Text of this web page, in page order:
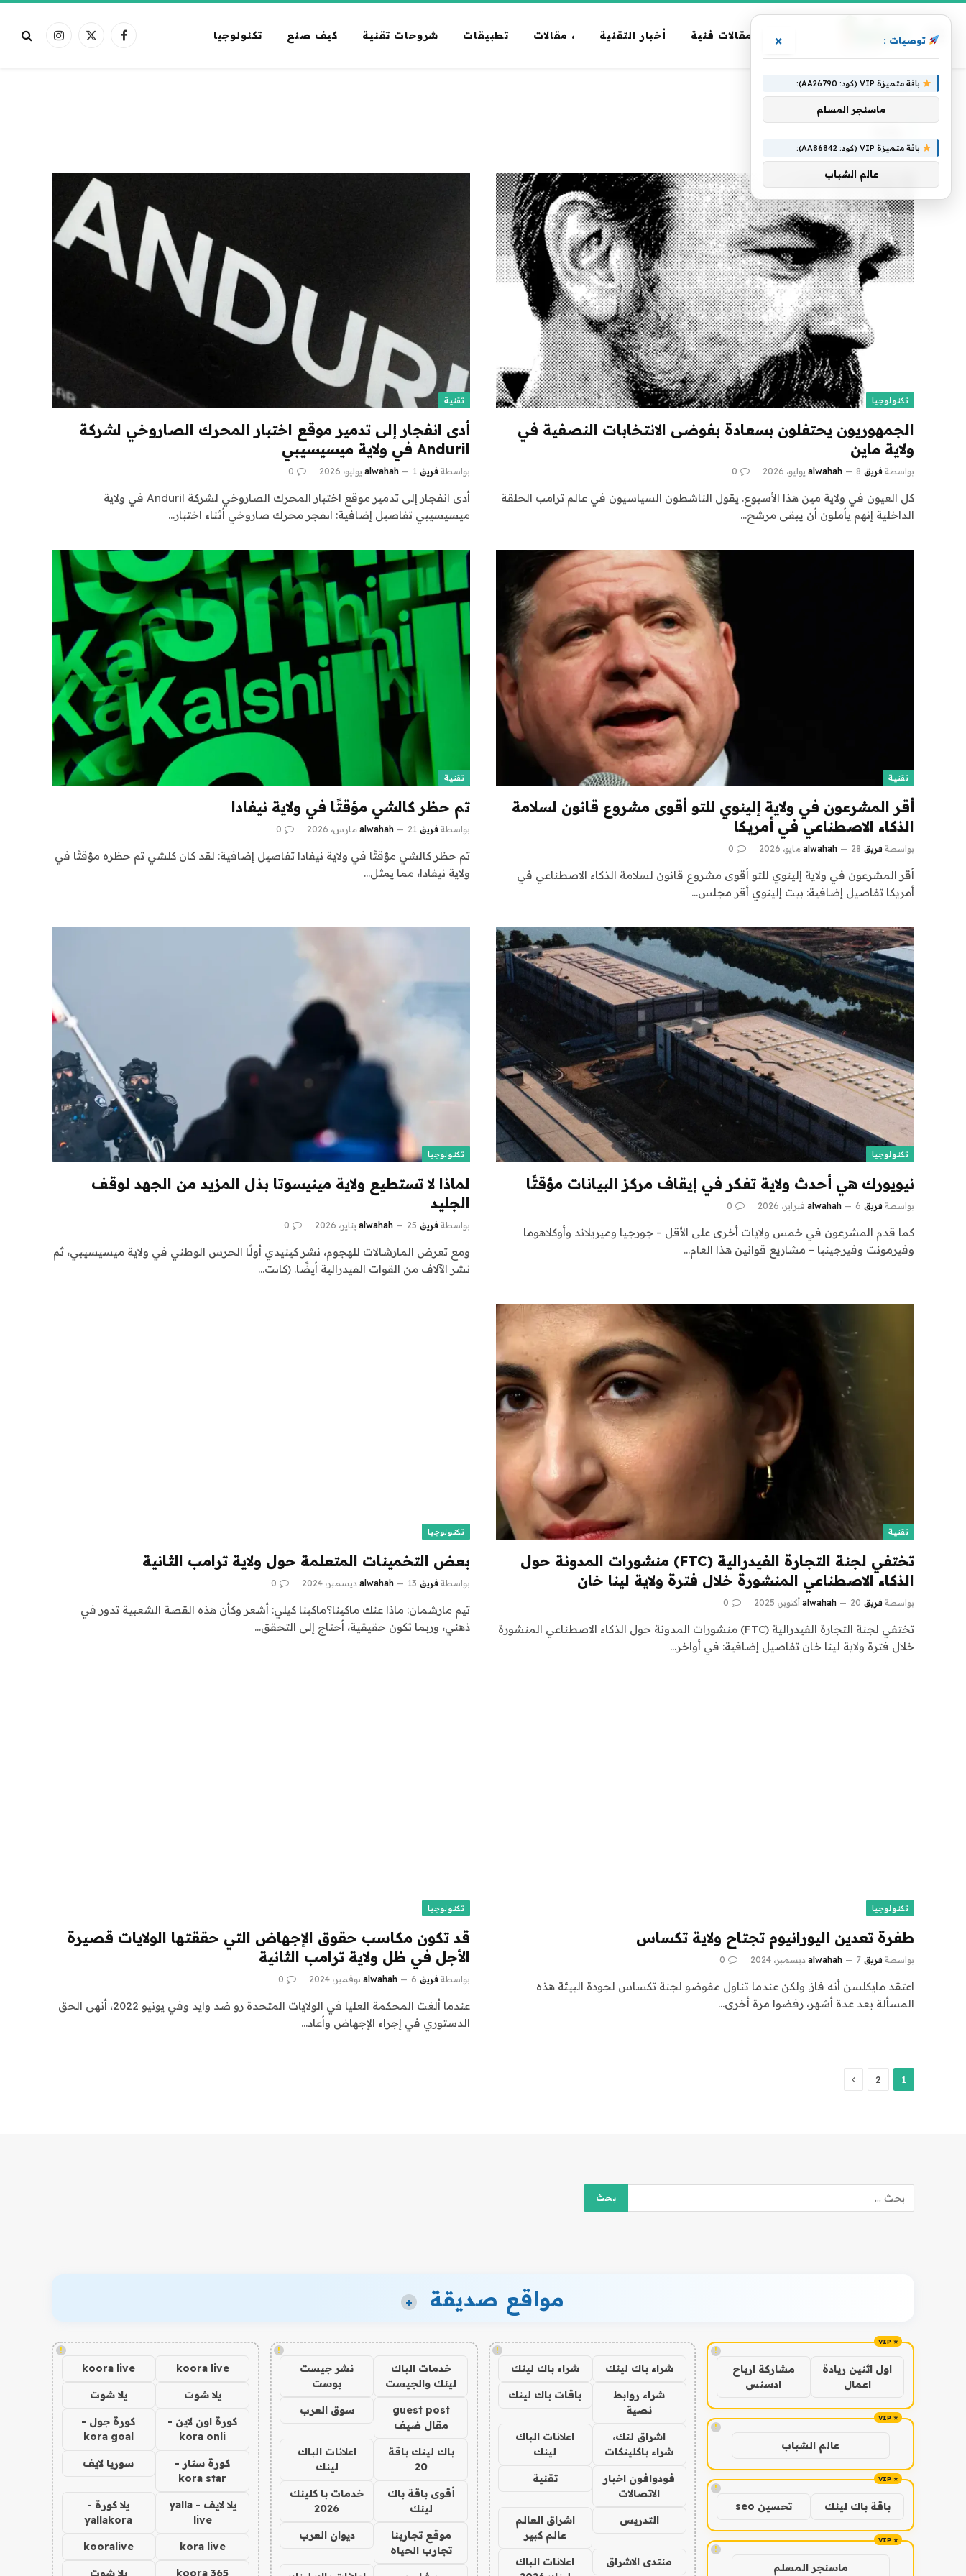
مقالات فنية أخبار التقنية ، مقالات تطبيقات شروحات تقنية كيف صنع تكنولوجيا فيسبوكX
الانستغرام
الرئيسية » ولاية
ولاية
تكنولوجيا
الجمهوريون يحتفلون بسعادة بفوضى الانتخابات النصفية في
ولاية ماين
بواسطة فريق alwahah 8 يوليو، 2026 0
كل العيون في ولاية مين هذا الأسبوع. يقول الناشطون السياسيون في عالم ترامب الحلقة
الداخلية إنهم يأملون أن يبقى مرشح…
تقنية
أدى انفجار إلى تدمير موقع اختبار المحرك الصاروخي لشركة
Anduril في ولاية ميسيسيبي
بواسطة فريق alwahah 1 يوليو، 2026 0
أدى انفجار إلى تدمير موقع اختبار المحرك الصاروخي لشركة Anduril في ولاية
ميسيسيبي تفاصيل إضافية: انفجر محرك صاروخي أثناء اختبار…
تقنية
أقر المشرعون في ولاية إلينوي للتو أقوى مشروع قانون لسلامة
الذكاء الاصطناعي في أمريكا
بواسطة فريق alwahah 28 مايو، 2026 0
أقر المشرعون في ولاية إلينوي للتو أقوى مشروع قانون لسلامة الذكاء الاصطناعي في
أمريكا تفاصيل إضافية: بيت إلينوي أقر مجلس…
تقنية
تم حظر كالشي مؤقتًا في ولاية نيفادا
بواسطة فريق alwahah 21 مارس، 2026 0
تم حظر كالشي مؤقتًا في ولاية نيفادا تفاصيل إضافية: لقد كان كلشي تم حظره مؤقتًا في
ولاية نيفادا، مما يمثل…
تكنولوجيا
نيويورك هي أحدث ولاية تفكر في إيقاف مركز البيانات مؤقتًا
بواسطة فريق alwahah 6 فبراير، 2026 0
كما قدم المشرعون في خمس ولايات أخرى على الأقل – جورجيا وميريلاند وأوكلاهوما
وفيرمونت وفيرجينيا – مشاريع قوانين هذا العام…
تكنولوجيا
لماذا لا تستطيع ولاية مينيسوتا بذل المزيد من الجهد لوقف
الجليد
بواسطة فريق alwahah 25 يناير، 2026 0
ومع تعرض المارشالات للهجوم، نشر كينيدي أولًا الحرس الوطني في ولاية ميسيسيبي، ثم
نشر الآلاف من القوات الفيدرالية أيضًا. (كانت…
تقنية
تختفي لجنة التجارة الفيدرالية (FTC) منشورات المدونة حول
الذكاء الاصطناعي المنشورة خلال فترة ولاية لينا خان
بواسطة فريق alwahah 20 أكتوبر، 2025 0
تختفي لجنة التجارة الفيدرالية (FTC) منشورات المدونة حول الذكاء الاصطناعي المنشورة
خلال فترة ولاية لينا خان تفاصيل إضافية: في أواخر…
تكنولوجيا
بعض التخمينات المتعلمة حول ولاية ترامب الثانية
بواسطة فريق alwahah 13 ديسمبر، 2024 0
تيم مارشمان: ماذا عنك ماكينا؟ماكينا كيلي: أشعر وكأن هذه القصة الشعبية تدور في
ذهني، وربما تكون حقيقية، أحتاج إلى التحقق…
تكنولوجيا
طفرة تعدين اليورانيوم تجتاح ولاية تكساس
بواسطة فريق alwahah 7 ديسمبر، 2024 0
اعتقد مايكلسن أنه فاز. ولكن عندما تناول مفوضو لجنة تكساس لجودة البيئة هذه
المسألة بعد عدة أشهر، رفضوا مرة أخرى…
تكنولوجيا
قد تكون مكاسب حقوق الإجهاض التي حققتها الولايات قصيرة
الأجل في ظل ولاية ترامب الثانية
بواسطة فريق alwahah 6 نوفمبر، 2024 0
عندما ألغت المحكمة العليا في الولايات المتحدة رو ضد وايد وفي يونيو 2022، أنهى الحق
الدستوري في إجراء الإجهاض وأعاد…
1
2 التالي
مواقع صديقة +
!
اول اثنين ريادة
اعمال
مشاركة ارباح
ادسنس
!
عالم الشباب
!
باقة باك لينك تحسين seo
!
ماسنجر المسلم
!
شراء باك لينك شراء باك لينك
شراء روابط
نصية
باقات باك لينك
اشراق لنك،
شراء باكلينكات
اعلانات الباك
لينك
فودوافون اخبار
الاتصالات
تقنية
التدريس
اشراق العالم
عالم كبير
منتدى الاشراق
اعلانات الباك
!
خدمات الباك
لينك والجيست
نشر جيست
بوست
guest post
مقال ضيف
سوق العرب
باك لينك باقة
20
اعلانات الباك
لينك
أقوى باقة باك
لينك
خدمات با كلينك
2026
موقع تجاربنا
تجارب الحياه
ديوان العرب
!
koora live
koora live
يلا شوت يلا شوت
كورة اون لاين -
kora onli
كورة جول -
kora goal
كورة ستار -
kora star
سوريا لايف
يلا لايف - yalla
live
يلا كورة -
yallakora
kora live
kooralive
koora 365 يلا شوت
توصيات : ×
باقة متميزة VIP (كود: AA26790):
ماسنجر المسلم
باقة متميزة VIP (كود: AA86842):
عالم الشباب